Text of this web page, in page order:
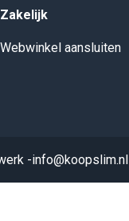
Zakelijk
Webwinkel aansluiten
-info@koopslim.nl